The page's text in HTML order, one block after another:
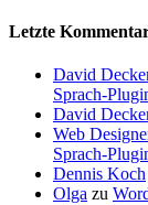
Letzte
David
Sprach-
David
Web
Sprach-
Dennis Koch
Olga zu